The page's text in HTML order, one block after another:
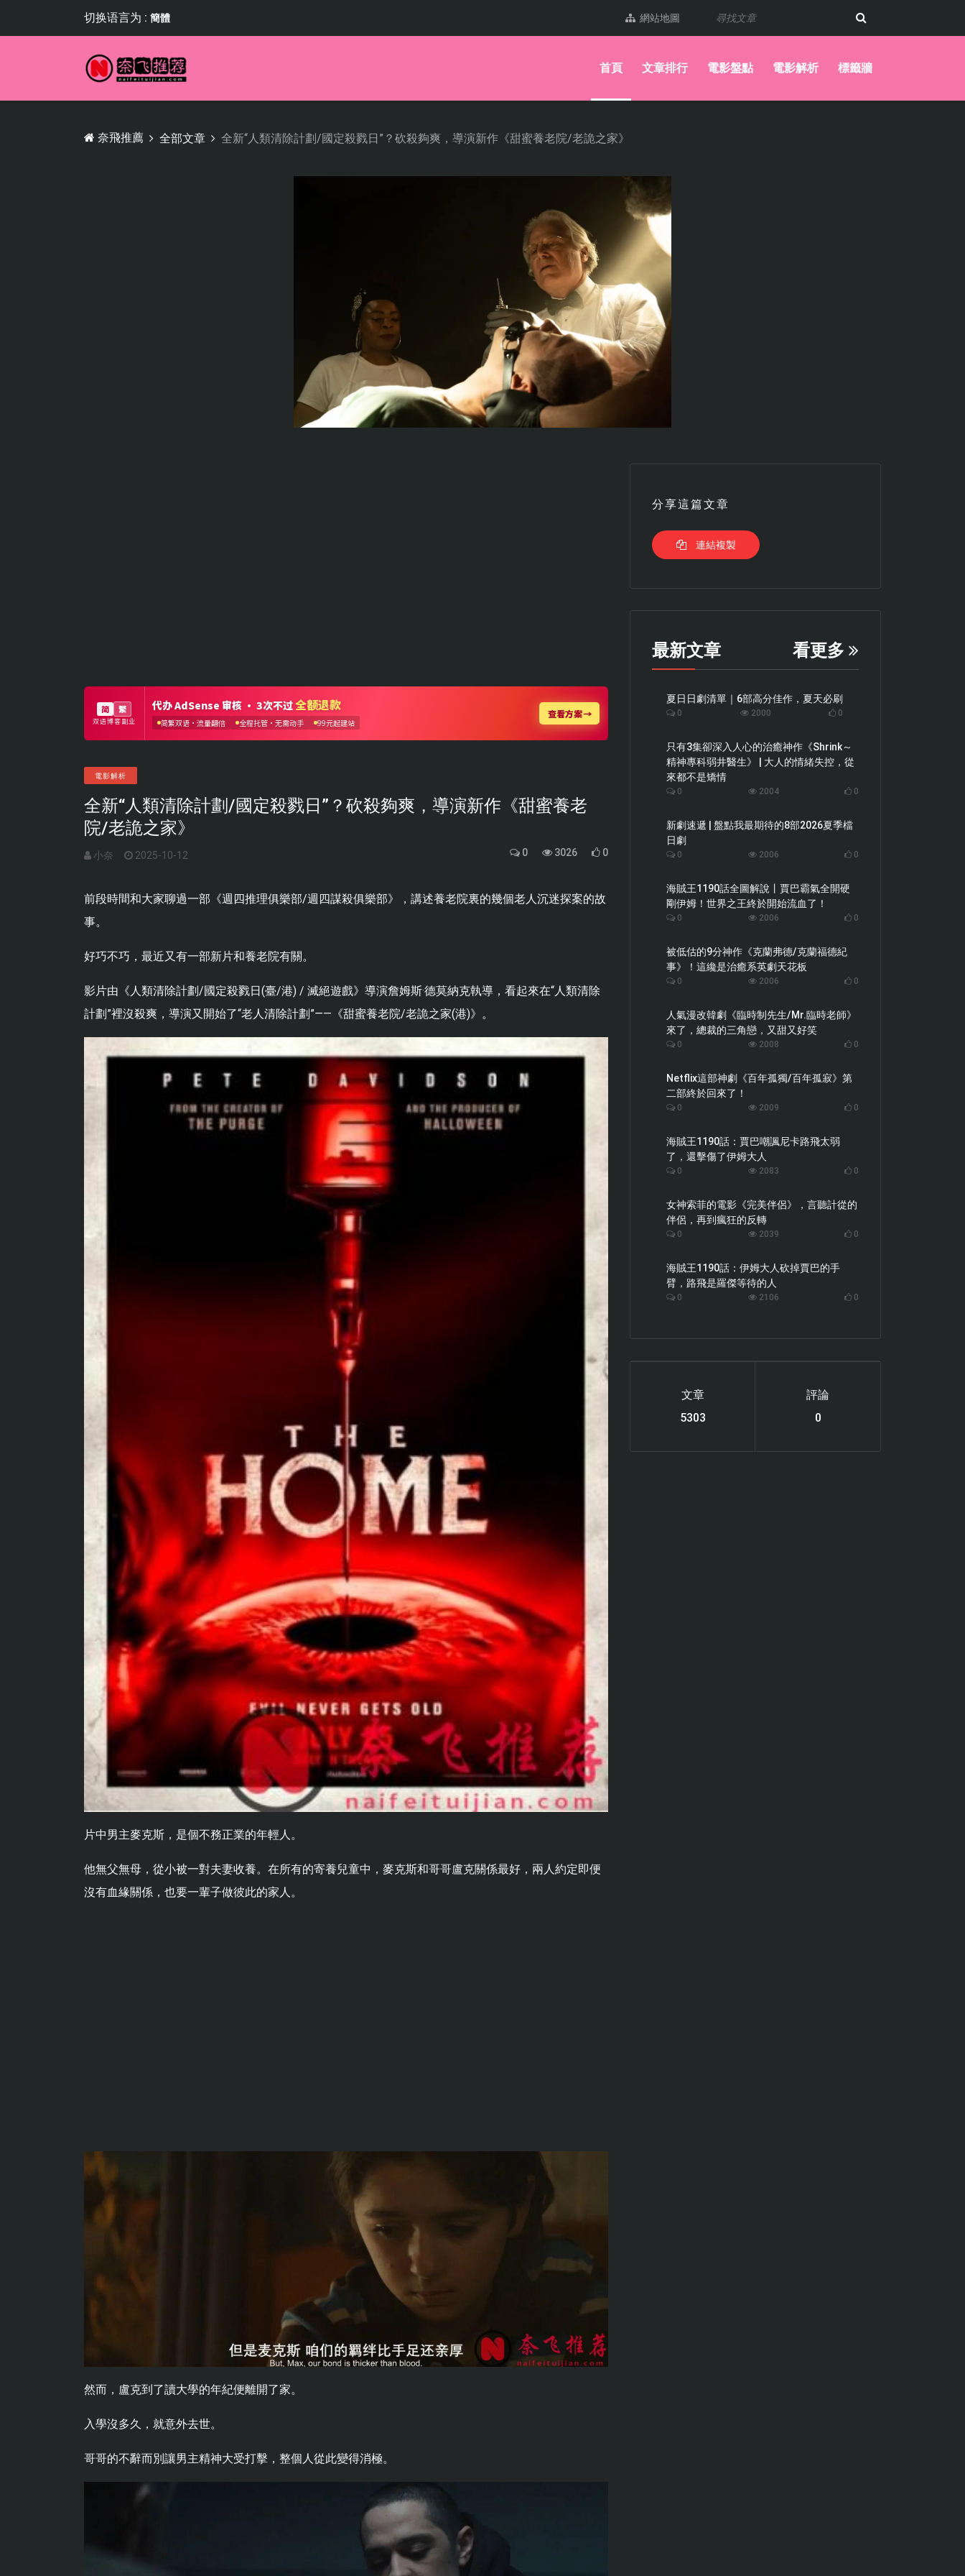
切换语言为 : 簡體 網站地圖
首頁 文章排行 電影盤點 電影解析 標籤牆
奈飛推薦 全部文章 全新“人類清除計劃/國定殺戮日”？砍殺夠爽，導演新作《甜蜜養老院/老詭之家》
電影解析
全新“人類清除計劃/國定殺戮日”？砍殺夠爽，導演新作《甜蜜養老
院/老詭之家》
小奈 2025-10-12 0 3026 0
前段時間和大家聊過一部《週四推理俱樂部/週四謀殺俱樂部》，講述養老院裏的幾個老人沉迷探案的故
事。
好巧不巧，最近又有一部新片和養老院有關。
影片由《人類清除計劃/國定殺戮日(臺/港) / 滅絕遊戲》導演詹姆斯·德莫納克執導，看起來在“人類清除
計劃”裡沒殺爽，導演又開始了“老人清除計劃”——《甜蜜養老院/老詭之家(港)》。
片中男主麥克斯，是個不務正業的年輕人。
他無父無母，從小被一對夫妻收養。在所有的寄養兒童中，麥克斯和哥哥盧克關係最好，兩人約定即便
沒有血緣關係，也要一輩子做彼此的家人。
然而，盧克到了讀大學的年紀便離開了家。
入學沒多久，就意外去世。
哥哥的不辭而別讓男主精神大受打擊，整個人從此變得消極。
分享這篇文章
連結複製
最新文章 看更多
夏日日劇清單｜6部高分佳作，夏天必刷
0 2000 0
只有3集卻深入人心的治癒神作《Shrink～
精神專科弱井醫生》 | 大人的情緒失控，從
來都不是矯情
0 2004 0
新劇速遞 | 盤點我最期待的8部2026夏季檔
日劇
0 2006 0
海賊王1190話全圖解說丨賈巴霸氣全開硬
剛伊姆！世界之王終於開始流血了！
0 2006 0
被低估的9分神作《克蘭弗德/克蘭福德紀
事》！這纔是治癒系英劇天花板
0 2006 0
人氣漫改韓劇《臨時制先生/Mr.臨時老師》
來了，總裁的三角戀，又甜又好笑
0 2008 0
Netflix這部神劇《百年孤獨/百年孤寂》第
二部終於回來了！
0 2009 0
海賊王1190話：賈巴嘲諷尼卡路飛太弱
了，還擊傷了伊姆大人
0 2083 0
女神索菲的電影《完美伴侶》，言聽計從的
伴侶，再到瘋狂的反轉
0 2039 0
海賊王1190話：伊姆大人砍掉賈巴的手
臂，路飛是羅傑等待的人
0 2106 0
文章
6119
評論
0